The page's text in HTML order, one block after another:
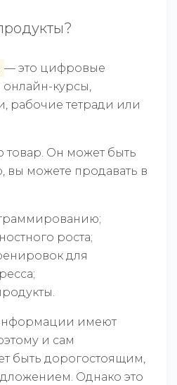
— это цифровые
онлайн-курсы,
рабочие тетради или
Он может быть
можете продавать в
роста;
для
имеют
и сам
быть дорогостоящим,
Однако это